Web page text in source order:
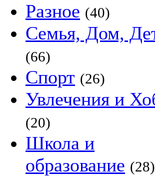
Разное (40)
Семья, Дом,
(66)
Спорт (26)
Увлечения и
(20)
Школа и
образование (28)